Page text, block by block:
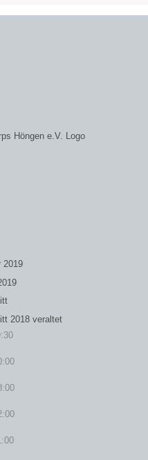
Höngen e.V. Logo
2019
2018 veraltet